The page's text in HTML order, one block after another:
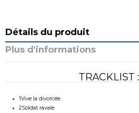
Détails du produit
Plus d'informations
TRACKLIST :
1Vive la divorcée
2Soldat ravale